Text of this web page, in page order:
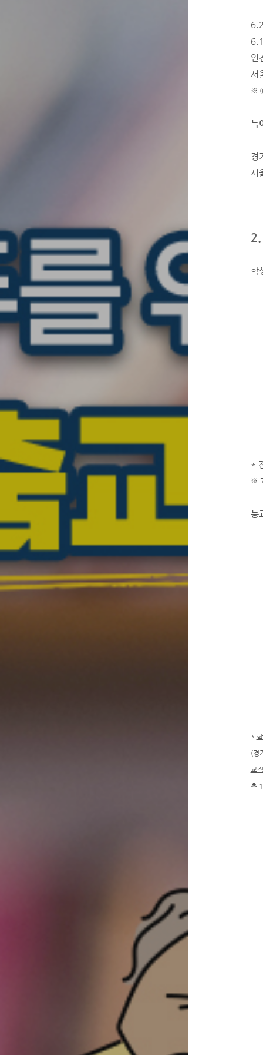
인
서
※
특
경
서
학
*
※
등
*
(경
교
초